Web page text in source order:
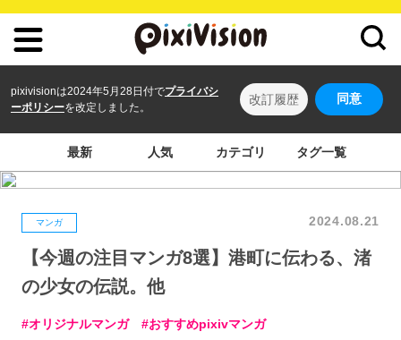
pixivisionは2024年5月28日付でプライバシ
ーポリシーを改定しました。
改訂履歴 同意
最新 人気 カテゴリ タグ一覧
マンガ 2024.08.21
【今週の注目マンガ8選】港町に伝わる、渚
の少女の伝説。他
オリジナルマンガ おすすめpixivマンガ